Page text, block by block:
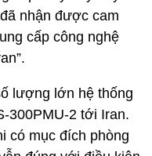
nhận được cam
cấp công nghệ
lượng lớn hệ thống
300PMU-2 tới Iran.
có mục đích phòng